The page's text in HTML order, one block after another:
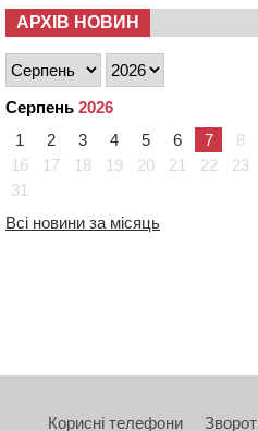
АРХІВ НОВИН
Серпень 2026
1
2 3 4 5 6 7 8
16
17 18 19 20 21 22 23
31
Всі новини за місяць
Корисні телефони